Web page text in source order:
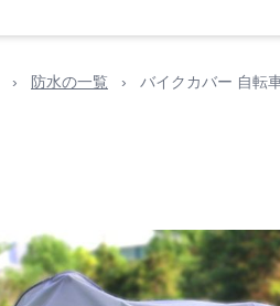
› 防水の一覧 › バイクカバー 自転